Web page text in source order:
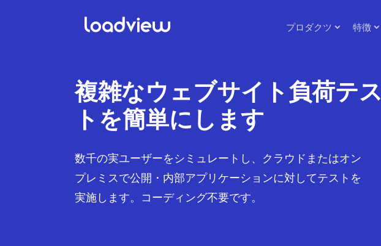
プロダクツ 特徴
複雑なウェブサイト負荷テス
トを簡単にします
数千の実ユーザーをシミュレートし、クラウドまたはオン
プレミスで公開・内部アプリケーションに対してテストを
実施します。コーディング不要です。